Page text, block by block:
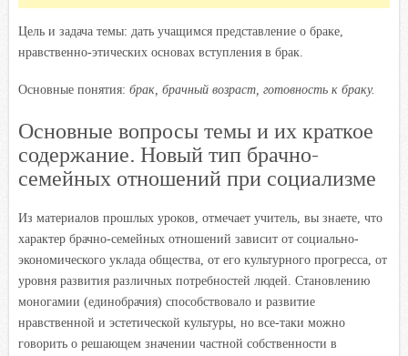
Цель и задача темы: дать учащимся представление о браке,
нравственно-этических основах вступления в брак.
Основные понятия: брак, брачный возраст, готовность к браку.
Основные вопросы темы и их краткое
содержание. Новый тип брачно-
семейных отношений при социализме
Из материалов прошлых уроков, отмечает учитель, вы знаете, что
характер брачно-семейных отношений зависит от социально-
экономического уклада общества, от его культурного прогресса, от
уровня развития различных потребностей людей. Становлению
моногамии (единобрачия) способствовало и развитие
нравственной и эстетической культуры, но все-таки можно
говорить о решающем значении частной собственности в